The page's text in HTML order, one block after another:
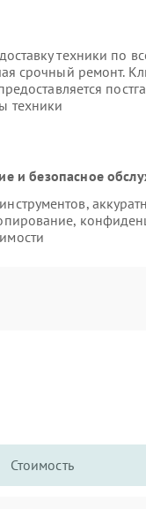
техники по
срочный ремонт.
техники
и безопасное
Стоимость